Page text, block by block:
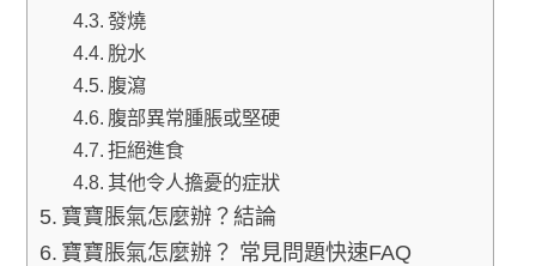
發燒
脫水
腹瀉
腹部異常腫脹或堅硬
拒絕進食
其他令人擔憂的症狀
寶寶脹氣怎麼辦？結論
寶寶脹氣怎麼辦？ 常見問題快速FAQ